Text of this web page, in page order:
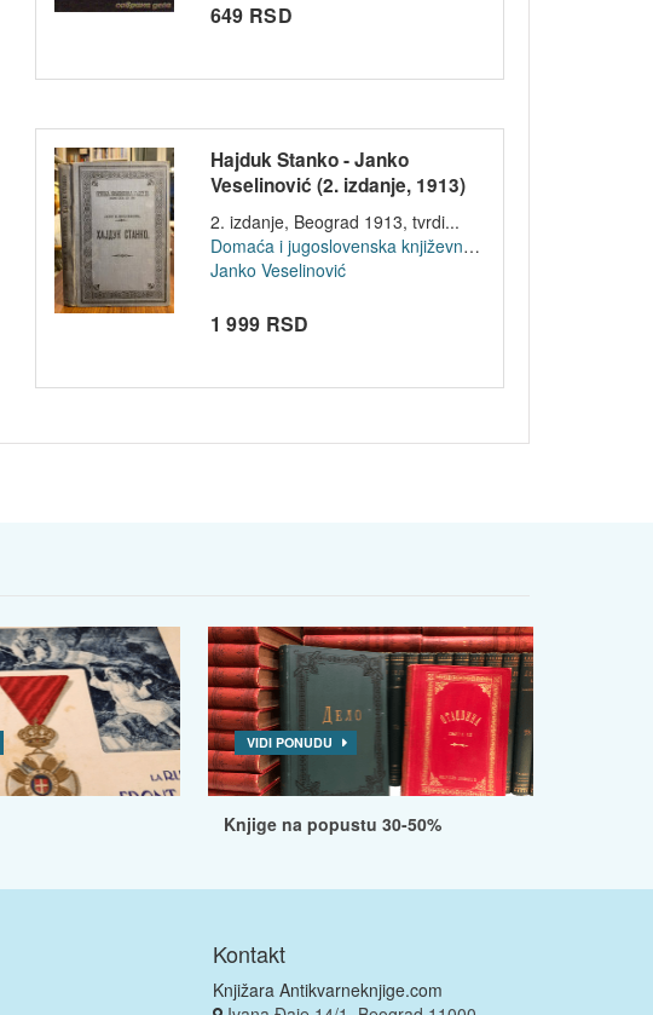
649 RSD
Hajduk Stanko - Janko
Veselinović (2. izdanje, 1913)
2. izdanje, Beograd 1913, tvrdi...
Domaća i jugoslovenska književnost
Janko Veselinović
1 999 RSD
VIDI PONUDU
Knjige na popustu 30-50%
Kontakt
Knjižara Antikvarneknjige.com